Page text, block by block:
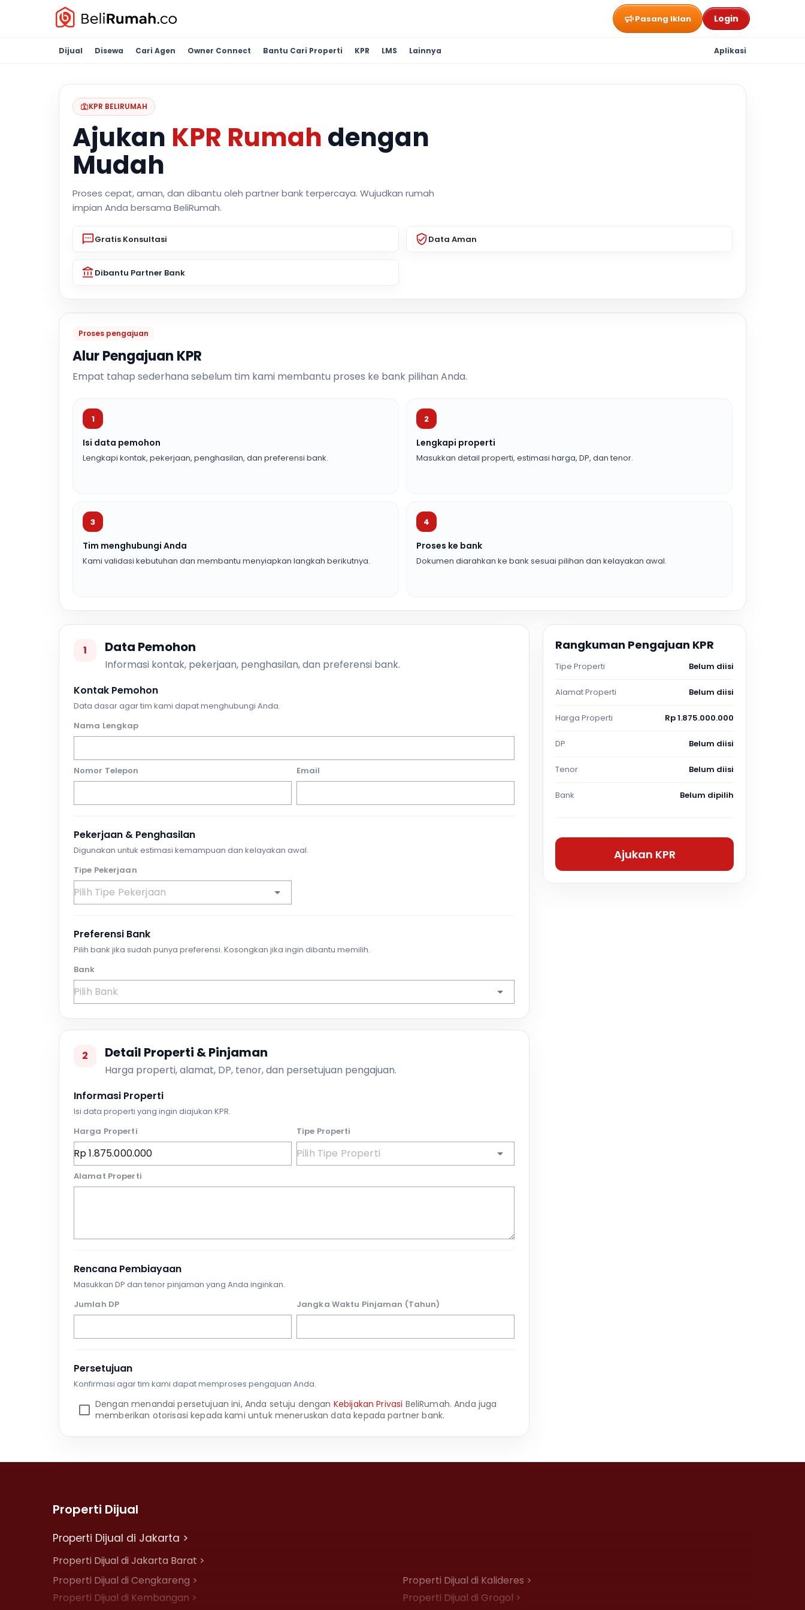
Pasang Iklan Login
Dijual Disewa Cari Agen Owner Connect Bantu Cari Properti KPR LMS Lainnya Aplikasi
KPR BELIRUMAH
Ajukan KPR Rumah dengan
Mudah
Proses cepat, aman, dan dibantu oleh partner bank terpercaya. Wujudkan rumah
impian Anda bersama BeliRumah.
Gratis Konsultasi Data Aman
Dibantu Partner Bank
Proses pengajuan
Alur Pengajuan KPR
Empat tahap sederhana sebelum tim kami membantu proses ke bank pilihan Anda.
1
Isi data pemohon
Lengkapi kontak, pekerjaan, penghasilan, dan preferensi bank.
2
Lengkapi properti
Masukkan detail properti, estimasi harga, DP, dan tenor.
3
Tim menghubungi Anda
Kami validasi kebutuhan dan membantu menyiapkan langkah berikutnya.
4
Proses ke bank
Dokumen diarahkan ke bank sesuai pilihan dan kelayakan awal.
1 Data Pemohon
Informasi kontak, pekerjaan, penghasilan, dan preferensi bank.
Kontak Pemohon
Data dasar agar tim kami dapat menghubungi Anda.
Nama Lengkap
Nomor Telepon Email
Pekerjaan & Penghasilan
Digunakan untuk estimasi kemampuan dan kelayakan awal.
Tipe Pekerjaan
Preferensi Bank
Pilih bank jika sudah punya preferensi. Kosongkan jika ingin dibantu memilih.
Bank
2 Detail Properti & Pinjaman
Harga properti, alamat, DP, tenor, dan persetujuan pengajuan.
Informasi Properti
Isi data properti yang ingin diajukan KPR.
Harga Properti
Tipe Properti
Alamat Properti
Rencana Pembiayaan
Masukkan DP dan tenor pinjaman yang Anda inginkan.
Jumlah DP
Jangka Waktu Pinjaman (Tahun)
Persetujuan
Konfirmasi agar tim kami dapat memproses pengajuan Anda.
Dengan menandai persetujuan ini, Anda setuju dengan Kebijakan Privasi BeliRumah. Anda juga
memberikan otorisasi kepada kami untuk meneruskan data kepada partner bank.
Rangkuman Pengajuan KPR
Tipe Properti Belum diisi
Alamat Properti Belum diisi
Harga Properti Rp 1.875.000.000
DP Belum diisi
Tenor Belum diisi
Bank Belum dipilih
Ajukan KPR
Properti Dijual
Properti Dijual di Jakarta >
Properti Dijual di Jakarta Barat >
Properti Dijual di Cengkareng >
Properti Dijual di Kalideres >
Properti Dijual di Kembangan >
Properti Dijual di Grogol >